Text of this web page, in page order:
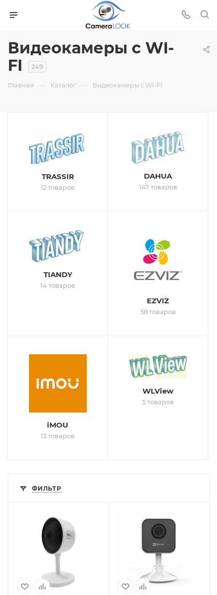
Видеокамеры с WI-
FI
249
Главная — Каталог — Видеокамеры с WI-FI
TRASSIR
12 товаров
DAHUA
147 товаров
TIANDY
14 товаров
EZVIZ
58 товаров
iMOU
13 товаров
WLView
5 товаров
ФИЛЬТР